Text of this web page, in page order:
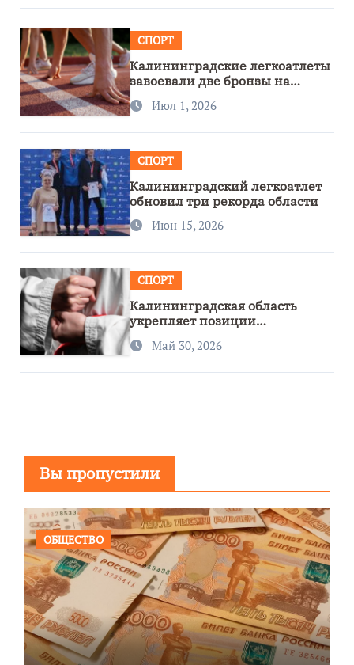
СПОРТ
Калининградские легкоатлеты
завоевали две бронзы на
первенстве России
Июл 1, 2026
СПОРТ
Калининградский легкоатлет
обновил три рекорда области
Июн 15, 2026
СПОРТ
Калининградская область
укрепляет позиции
спортивного региона
Май 30, 2026
Вы пропустили
ОБЩЕСТВО